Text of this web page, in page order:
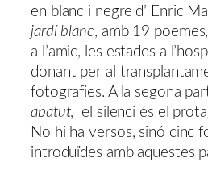
en blanc i negre d’ Enric
jardí blanc, amb 19
a l’amic, les estades a
donant per al
fotografies. A la segona
abatut,
el silenci és el
No hi ha versos, sinó cinc
introduïdes amb aquestes